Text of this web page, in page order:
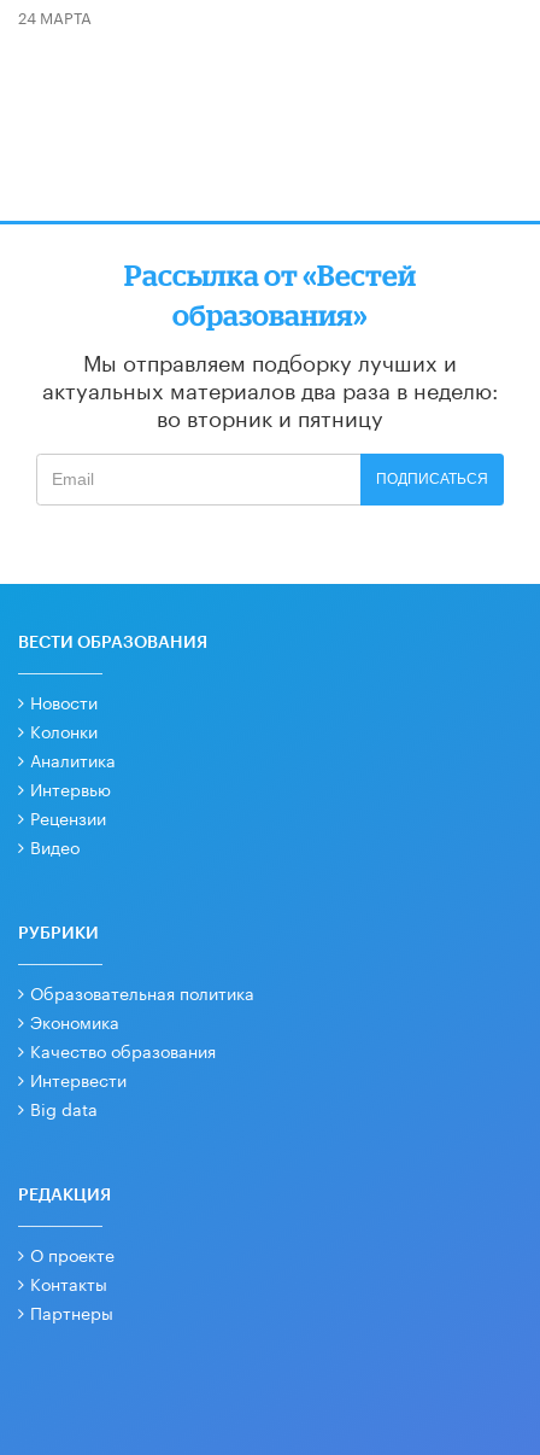
24 МАРТА
Рассылка от «Вестей
образования»
Мы отправляем подборку лучших и
актуальных материалов два раза в неделю:
во вторник и пятницу
ПОДПИСАТЬСЯ
ВЕСТИ ОБРАЗОВАНИЯ
Новости
Колонки
Аналитика
Интервью
Рецензии
Видео
РУБРИКИ
Образовательная политика
Экономика
Качество образования
Интервести
Big data
РЕДАКЦИЯ
О проекте
Контакты
Партнеры